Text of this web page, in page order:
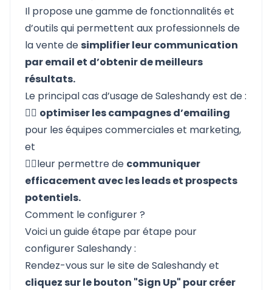
Il propose une gamme de fonctionnalités et
d’outils qui permettent aux professionnels de
la vente desimplifier leur communication
par email et d’obtenir de meilleurs
résultats.
Le principal cas d’usage de Saleshandy est de :
☝🏼 optimiser les campagnes d’emailing
pour les équipes commerciales et marketing,
et
✌🏼leur permettre de communiquer
efficacement avec les leads et prospects
potentiels.
Comment le configurer ?
Voici un guide étape par étape pour
configurer Saleshandy :
Rendez-vous sur le site de Saleshandyet
cliquez sur le bouton "Sign Up" pour créer